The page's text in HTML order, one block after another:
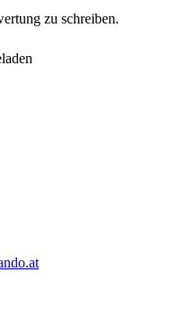
zu schreiben.